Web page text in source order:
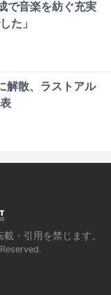
で音楽を紡ぐ充実
た」
解散、ラストアル
・引用を禁じます。